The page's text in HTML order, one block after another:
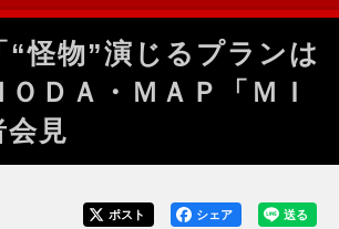
“怪物”演じるプランは
ＤＡ・ＭＡＰ「ＭＩ
会見
送る
シェア
ポスト